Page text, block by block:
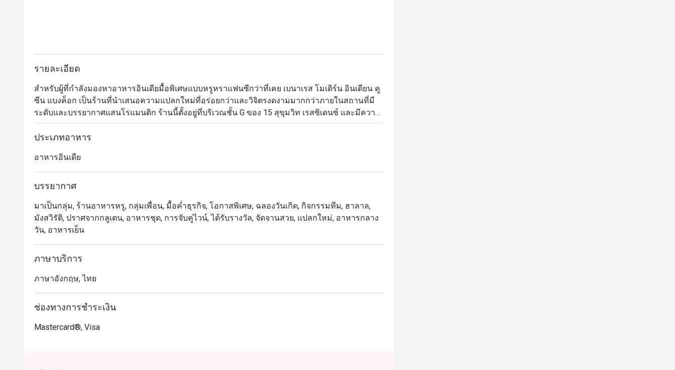
รายละเอียด
สำหรับผู้ที่กำลังมองหาอาหารอินเดียมื้อพิเศษแบบหรูหราแฟนซีกว่าที่เคย เบนาเรส โมเดิร์น อินเดียน คู
ซีน แบงค็อก เป็นร้านที่นำเสนอความแปลกใหม่ที่อร่อยกว่าและวิจิตรงดงามมากกว่าภายในสถานที่มี
ระดับและบรรยากาศแสนโรแมนติก ร้านนี้ตั้งอยู่ที่บริเวณชั้น G ของ 15 สุขุมวิท เรสซิเดนซ์ และมีความ
เชี่ยวชาญในอาหารอินเดียสมัยใหม่มาก โดยได้รับเรตติ้งระดับห้าดาวจากลูกค้าที่เคยไปทาน ทั้งในเรื่อง
อาหาร บรรยากาศ และการบริการ
เมนูของเบเนเรสนั้นได้รับแรงบันดาลใจมาจากวิธีการปรุงแบบอาหารโมเลกุล ซึ่งประยุกต์หลักการทาง
วิทยาศาสตร์ เคมีและฟิสิกส์มาใช้ประกอบการทำอาหารเพื่อสร้างรูปแบบที่ตื่นตาและแปลกใหม่ แต่ถึง
กระนั้นก็ยังสามารถพาคุณย้อนเวลากลับไปสัมผัสกับกลิ่นอายของอาหารอินเดียดั้งเดิมจากยุคก่อนหน้า
ประหลาดใจจนสามารถสัมผัสได้ชัดเจนตั้งแต่คำแรก นอกจากนี้อาหารของเบนาเรสยังประดับจัดจาน
ประเภทอาหาร
อาหารอินเดีย
บรรยากาศ
มาเป็นกลุ่ม, ร้านอาหารหรู, กลุ่มเพื่อน, มื้อค่ำธุรกิจ, โอกาสพิเศษ, ฉลองวันเกิด, กิจกรรมทีม, ฮาลาล,
มังสวิรัติ, ปราศจากกลูเตน, อาหารชุด, การจับคู่ไวน์, ได้รับรางวัล, จัดจานสวย, แปลกใหม่, อาหารกลาง
วัน, อาหารเย็น
ภาษาบริการ
ภาษาอังกฤษ, ไทย
ช่องทางการชำระเงิน
Mastercard®, Visa